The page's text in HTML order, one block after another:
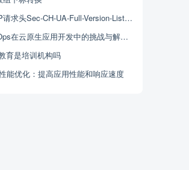
求头Sec-CH-UA-Full-Version-List的用法
在云原生应用开发中的挑战与解决方案探讨
育是培训机构吗
能优化：提高应用性能和响应速度